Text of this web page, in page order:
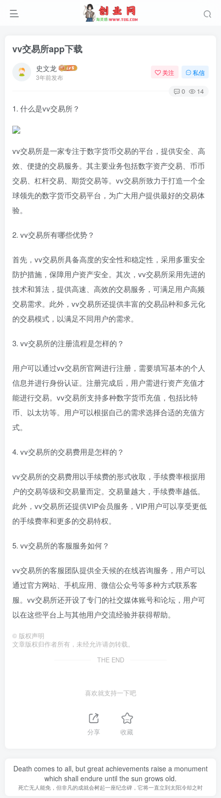
vv交易所app下载
史文龙
3年前发布
关注 私信
0 14
1. 什么是vv交易所？
vv交易所是一家专注于数字货币交易的平台，提供安全、高
效、便捷的交易服务。其主要业务包括数字资产交易、币币
交易、杠杆交易、期货交易等。vv交易所致力于打造一个全
球领先的数字货币交易平台，为广大用户提供最好的交易体
验。
2. vv交易所有哪些优势？
首先，vv交易所具备高度的安全性和稳定性，采用多重安全
防护措施，保障用户资产安全。其次，vv交易所采用先进的
技术和算法，提供高速、高效的交易服务，可满足用户高频
交易需求。此外，vv交易所还提供丰富的交易品种和多元化
的交易模式，以满足不同用户的需求。
3. vv交易所的注册流程是怎样的？
用户可以通过vv交易所官网进行注册，需要填写基本的个人
信息并进行身份认证。注册完成后，用户需进行资产充值才
能进行交易。vv交易所支持多种数字货币充值，包括比特
币、以太坊等。用户可以根据自己的需求选择合适的充值方
式。
4. vv交易所的交易费用是怎样的？
vv交易所的交易费用以手续费的形式收取，手续费率根据用
户的交易等级和交易量而定。交易量越大，手续费率越低。
此外，vv交易所还提供VIP会员服务，VIP用户可以享受更低
的手续费率和更多的交易特权。
5. vv交易所的客服服务如何？
vv交易所的客服团队提供全天候的在线咨询服务，用户可以
通过官方网站、手机应用、微信公众号等多种方式联系客
服。vv交易所还开设了专门的社交媒体账号和论坛，用户可
以在这些平台上与其他用户交流经验并获得帮助。
© 版权声明
文章版权归作者所有，未经允许请勿转载。
THE END
喜欢就支持一下吧
分享 收藏
Death comes to all, but great achievements raise a monument
which shall endure until the sun grows old.
死亡无人能免，但非凡的成就会树起一座纪念碑，它将一直立到太阳冷却之时